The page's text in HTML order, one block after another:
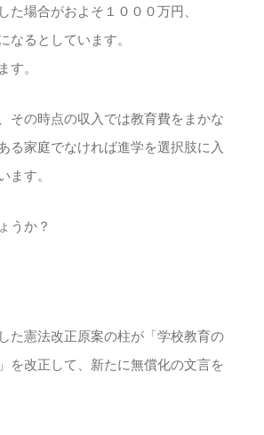
場合がおよそ１０００万円、
るとしています。
す。
その時点の収入では教育費をまかな
る家庭でなければ進学を選択肢に入
ます。
うか？
た憲法改正原案の柱が「学校教育の
を改正して、新たに無償化の文言を